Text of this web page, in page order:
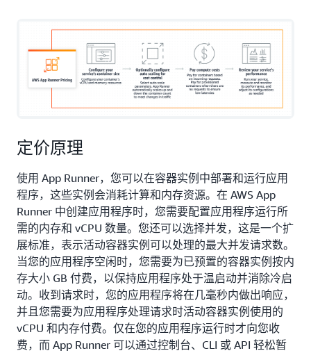
定价原理
使用 App Runner，您可以在容器实例中部署和运行应用
程序，这些实例会消耗计算和内存资源。在 AWS App
Runner 中创建应用程序时，您需要配置应用程序运行所
需的内存和 vCPU 数量。您还可以选择并发，这是一个扩
展标准，表示活动容器实例可以处理的最大并发请求数。
当您的应用程序空闲时，您需要为已预置的容器实例按内
存大小 GB 付费，以保持应用程序处于温启动并消除冷启
动。收到请求时，您的应用程序将在几毫秒内做出响应，
并且您需要为应用程序处理请求时活动容器实例使用的
vCPU 和内存付费。仅在您的应用程序运行时才向您收
费，而 App Runner 可以通过控制台、CLI 或 API 轻松暂